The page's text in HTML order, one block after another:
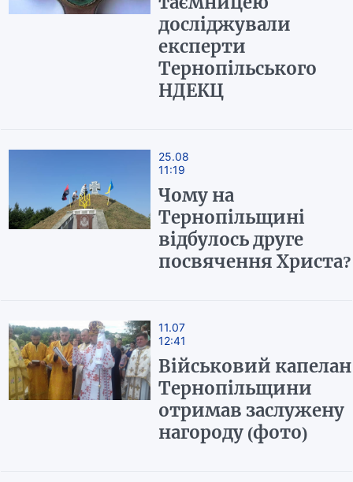
досліджували
експерти
Тернопільського
НДЕКЦ
25.08
11:19
Чому на
Тернопільщині
відбулось друге
посвячення Христа?
11.07
12:41
Військовий капелан
Тернопільщини
отримав заслужену
нагороду (фото)